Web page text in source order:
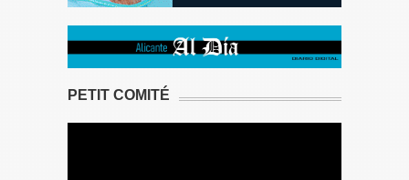
PETIT COMITÉ